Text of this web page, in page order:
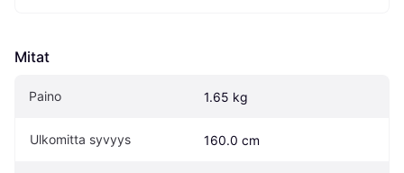
Mitat
Paino 1.65 kg
Ulkomitta syvyys 160.0 cm